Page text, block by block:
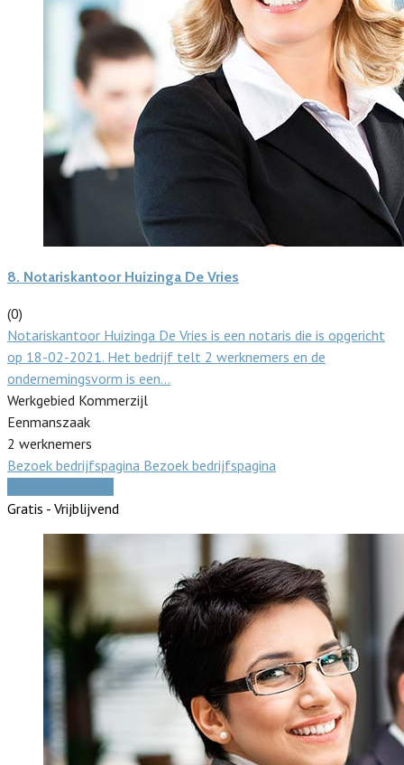
8. Notariskantoor Huizinga De Vries
(0)
Notariskantoor Huizinga De Vries is een notaris die is opgericht
op 18-02-2021. Het bedrijf telt 2 werknemers en de
ondernemingsvorm is een…
Werkgebied Kommerzijl
Eenmanszaak
2 werknemers
Bezoek bedrijfspagina Bezoek bedrijfspagina
Gratis - Vrijblijvend